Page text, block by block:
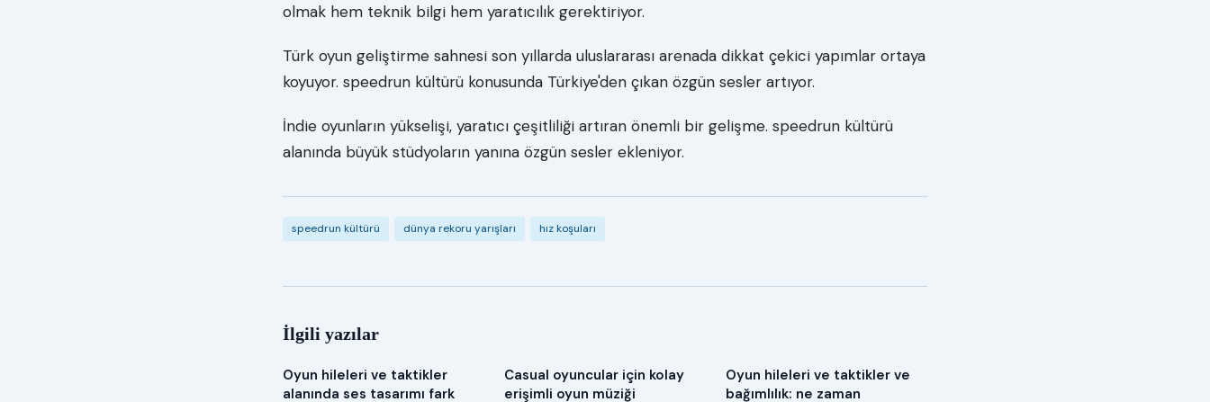
olmak hem teknik bilgi hem yaratıcılık gerektiriyor.
Türk oyun geliştirme sahnesi son yıllarda uluslararası arenada dikkat çekici yapımlar ortaya
koyuyor. speedrun kültürü konusunda Türkiye'den çıkan özgün sesler artıyor.
İndie oyunların yükselişi, yaratıcı çeşitliliği artıran önemli bir gelişme. speedrun kültürü
alanında büyük stüdyoların yanına özgün sesler ekleniyor.
speedrun kültürü dünya rekoru yarışları hız koşuları
İlgili yazılar
Oyun hileleri ve taktikler
alanında ses tasarımı fark
Casual oyuncular için kolay
erişimli oyun müziği
Oyun hileleri ve taktikler ve
bağımlılık: ne zaman